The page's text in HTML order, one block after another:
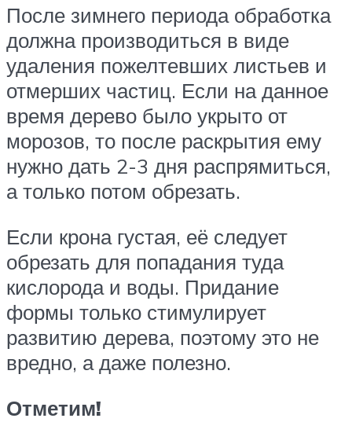
После зимнего периода обработка
должна производиться в виде
удаления пожелтевших листьев и
отмерших частиц. Если на данное
время дерево было укрыто от
морозов, то после раскрытия ему
нужно дать 2-3 дня распрямиться,
а только потом обрезать.
Если крона густая, её следует
обрезать для попадания туда
кислорода и воды. Придание
формы только стимулирует
развитию дерева, поэтому это не
вредно, а даже полезно.
Отметим!